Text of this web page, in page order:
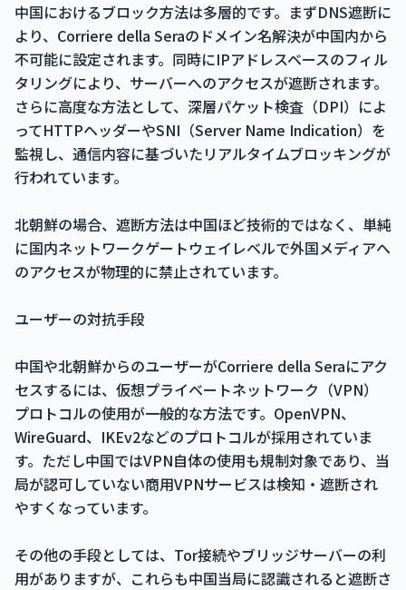
中国におけるブロック方法は多層的です。まずDNS遮断に
より、Corriere della Seraのドメイン名解決が中国内から
不可能に設定されます。同時にIPアドレスベースのフィル
タリングにより、サーバーへのアクセスが遮断されます。
さらに高度な方法として、深層パケット検査（DPI）によ
ってHTTPヘッダーやSNI（Server Name Indication）を
監視し、通信内容に基づいたリアルタイムブロッキングが
行われています。
北朝鮮の場合、遮断方法は中国ほど技術的ではなく、単純
に国内ネットワークゲートウェイレベルで外国メディアへ
のアクセスが物理的に禁止されています。
ユーザーの対抗手段
中国や北朝鮮からのユーザーがCorriere della Seraにアク
セスするには、仮想プライベートネットワーク（VPN）
プロトコルの使用が一般的な方法です。OpenVPN、
WireGuard、IKEv2などのプロトコルが採用されていま
す。ただし中国ではVPN自体の使用も規制対象であり、当
局が認可していない商用VPNサービスは検知・遮断され
やすくなっています。
その他の手段としては、Tor接続やブリッジサーバーの利
用がありますが、これらも中国当局に認識されると遮断さ